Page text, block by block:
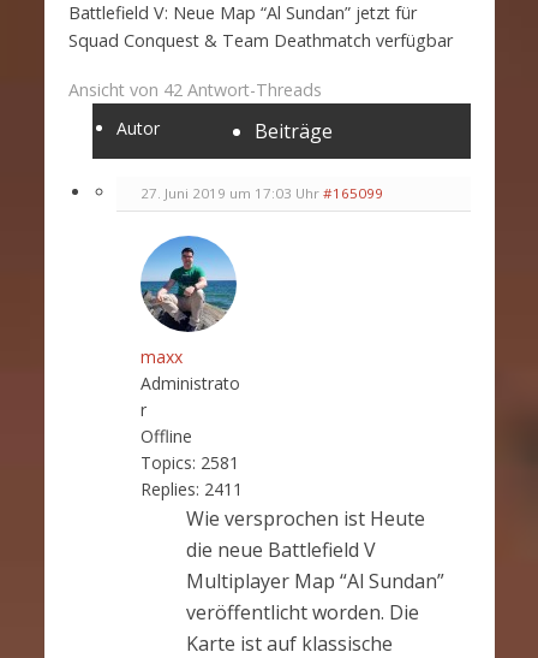
Battlefield V: Neue Map “Al Sundan” jetzt für
Squad Conquest & Team Deathmatch verfügbar
Ansicht von 42 Antwort-Threads
Autor
Beiträge
27. Juni 2019 um 17:03 Uhr #165099
maxx
Administrato
r
Offline
Topics: 2581
Replies: 2411
Wie versprochen ist Heute
die neue Battlefield V
Multiplayer Map “Al Sundan”
veröffentlicht worden. Die
Karte ist auf klassische